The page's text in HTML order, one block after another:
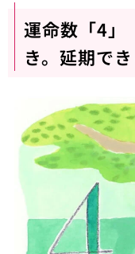
運命数「4
き。延期で